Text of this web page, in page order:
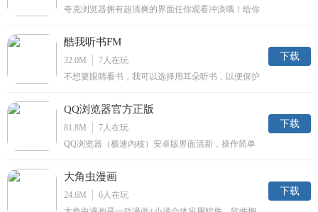
夸克浏览器拥有超清爽的界面任你观看冲浪哦！给你
酷我听书FM
32.0M 7人在玩
不想要眼睛看书，我可以选择用耳朵听书，以便保护
下载
QQ浏览器官方正版
81.8M 7人在玩
QQ浏览器（极速内核）安卓版界面清新，操作简单
验，让您最快的速度冲浪互联网！
下载
大角虫漫画
24.6M 6人在玩
下载